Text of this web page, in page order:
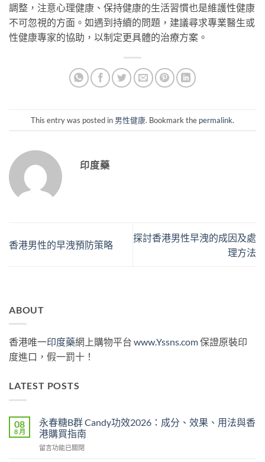
調整，注意心理健康、保持健康的生活習慣也是維護性健康
不可忽視的方面。如遇到持續的問題，建議尋求專業醫生或
性健康專家的協助，以制定更具體的治療方案。
This entry was posted in 男性健康. Bookmark the permalink.
印度藥
香港男性的早洩預防策略
探討香港男性早洩的成因及處
理方法
ABOUT
香港唯一印度藥網上購物平台 www.Yssns.com保證原裝印
度進口，假一罰十！
LATEST POSTS
08
8 月
永春糖B群 Candy功效2026：成分、效果、用法與香
港購買指南
在
留言功能已關閉